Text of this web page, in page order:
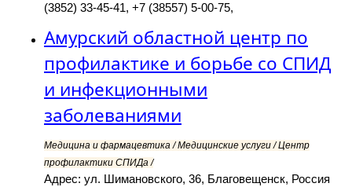
(3852) 33-45-41, +7 (38557) 5-00-75,
Амурский областной центр по
профилактике и борьбе со СПИД
и инфекционными
заболеваниями
Медицина и фармацевтика / Медицинские услуги / Центр
профилактики СПИДа /
Адрес: ул. Шимановского, 36, Благовещенск, Россия